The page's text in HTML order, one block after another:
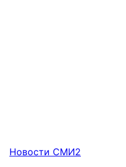
Новости СМИ2